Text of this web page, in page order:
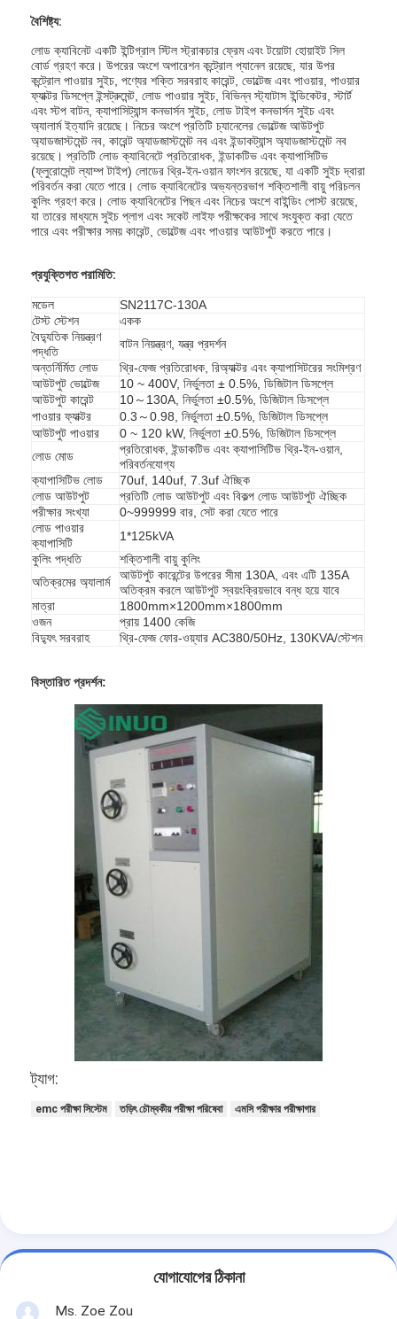
বাড়ি
পণ্য
ভিডিও
আমাদের সম্বন্ধে
কারখানা পরিদর্শন
গুণমান নিয়ন্ত্রণ
আমাদের সাথে যোগাযোগ
বৈদ্যুতিক সরঞ্জাম পরীক্ষার সরঞ্জাম
শক্তি দক্ষতা ল্যাব
যানবাহন পরীক্ষার সরঞ্জাম
জল ইনগ্রিজ টেস্টিং সরঞ্জাম
বৈশিষ্ট্য:
লোড ক্যাবিনেট একটি ইন্টিগ্রাল স্টিল স্ট্রাকচার ফ্রেম এবং টয়োটা হোয়াইট সিল
বোর্ড গ্রহণ করে। উপরের অংশে অপারেশন কন্ট্রোল প্যানেল রয়েছে, যার উপর
কন্ট্রোল পাওয়ার সুইচ, পণ্যের শক্তি সরবরাহ কারেন্ট, ভোল্টেজ এবং পাওয়ার, পাওয়ার
ফ্যাক্টর ডিসপ্লে ইন্সট্রুমেন্ট, লোড পাওয়ার সুইচ, বিভিন্ন স্ট্যাটাস ইন্ডিকেটর, স্টার্ট
এবং স্টপ বাটন, ক্যাপাসিট্যান্স কনভার্সন সুইচ, লোড টাইপ কনভার্সন সুইচ এবং
অ্যালার্ম ইত্যাদি রয়েছে। নিচের অংশে প্রতিটি চ্যানেলের ভোল্টেজ আউটপুট
অ্যাডজাস্টমেন্ট নব, কারেন্ট অ্যাডজাস্টমেন্ট নব এবং ইন্ডাকট্যান্স অ্যাডজাস্টমেন্ট নব
রয়েছে। প্রতিটি লোড ক্যাবিনেটে প্রতিরোধক, ইন্ডাকটিভ এবং ক্যাপাসিটিভ
(ফ্লুরোসেন্ট ল্যাম্প টাইপ) লোডের থ্রি-ইন-ওয়ান ফাংশন রয়েছে, যা একটি সুইচ দ্বারা
পরিবর্তন করা যেতে পারে। লোড ক্যাবিনেটের অভ্যন্তরভাগ শক্তিশালী বায়ু পরিচলন
কুলিং গ্রহণ করে। লোড ক্যাবিনেটের পিছন এবং নিচের অংশে বাইন্ডিং পোস্ট রয়েছে,
যা তারের মাধ্যমে সুইচ প্লাগ এবং সকেট লাইফ পরীক্ষকের সাথে সংযুক্ত করা যেতে
পারে এবং পরীক্ষার সময় কারেন্ট, ভোল্টেজ এবং পাওয়ার আউটপুট করতে পারে।
প্রযুক্তিগত পরামিতি:
মডেল
SN2117C-130A
টেস্ট স্টেশন
একক
বৈদ্যুতিক নিয়ন্ত্রণ
পদ্ধতি
বাটন নিয়ন্ত্রণ, যন্ত্র প্রদর্শন
অন্তর্নির্মিত লোড
থ্রি-ফেজ প্রতিরোধক, রিঅ্যাক্টর এবং ক্যাপাসিটরের সংমিশ্রণ
আউটপুট ভোল্টেজ
10 ~ 400V, নির্ভুলতা ± 0.5%, ডিজিটাল ডিসপ্লে
আউটপুট কারেন্ট
10～130A, নির্ভুলতা ±0.5%, ডিজিটাল ডিসপ্লে
পাওয়ার ফ্যাক্টর
0.3～0.98, নির্ভুলতা ±0.5%, ডিজিটাল ডিসপ্লে
আউটপুট পাওয়ার
0 ~ 120 kW, নির্ভুলতা ±0.5%, ডিজিটাল ডিসপ্লে
লোড মোড
প্রতিরোধক, ইন্ডাকটিভ এবং ক্যাপাসিটিভ থ্রি-ইন-ওয়ান,
পরিবর্তনযোগ্য
ক্যাপাসিটিভ লোড
70uf, 140uf, 7.3uf ঐচ্ছিক
লোড আউটপুট
প্রতিটি লোড আউটপুট এবং বিকল্প লোড আউটপুট ঐচ্ছিক
পরীক্ষার সংখ্যা
0~999999 বার, সেট করা যেতে পারে
লোড পাওয়ার
ক্যাপাসিটি
1*125kVA
কুলিং পদ্ধতি
শক্তিশালী বায়ু কুলিং
অতিক্রমের অ্যালার্ম
আউটপুট কারেন্টের উপরের সীমা 130A, এবং এটি 135A
অতিক্রম করলে আউটপুট স্বয়ংক্রিয়ভাবে বন্ধ হয়ে যাবে
মাত্রা
1800mm×1200mm×1800mm
ওজন
প্রায় 1400 কেজি
বিদ্যুৎ সরবরাহ
থ্রি-ফেজ ফোর-ওয়্যার AC380/50Hz, 130KVA/স্টেশন
বিস্তারিত প্রদর্শন:
ট্যাগ:
emc পরীক্ষা সিস্টেম তড়িৎ চৌম্বকীয় পরীক্ষা পরিষেবা এমসি পরীক্ষার পরীক্ষাগার
যোগাযোগের ঠিকানা
Ms. Zoe Zou